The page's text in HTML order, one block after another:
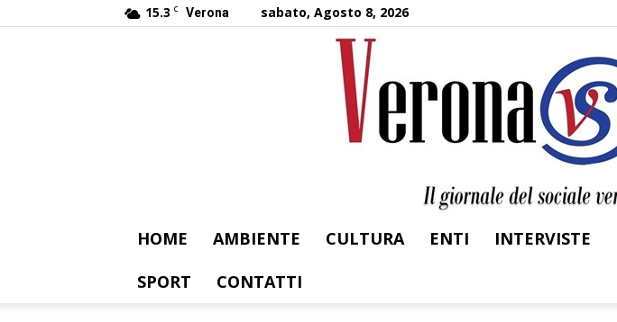
15.3 C Verona sabato, Agosto 8, 2026
HOME AMBIENTE CULTURA ENTI INTERVISTE
SPORT
CONTATTI